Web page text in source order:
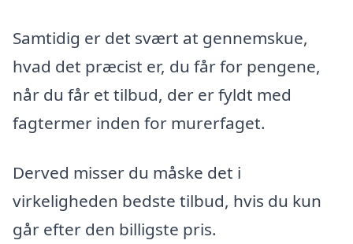
Samtidig er det svært at gennemskue,
hvad det præcist er, du får for pengene,
når du får et tilbud, der er fyldt med
fagtermer inden for murerfaget.
Derved misser du måske det i
virkeligheden bedste tilbud, hvis du kun
går efter den billigste pris.